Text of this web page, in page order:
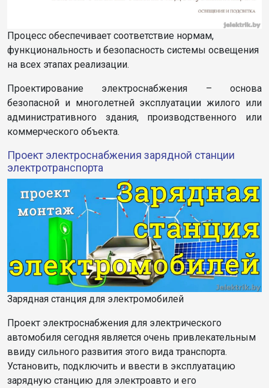
Процесс обеспечивает соответствие нормам,
функциональность и безопасность системы освещения
на всех этапах реализации.
Проектирование электроснабжения – основа
безопасной и многолетней эксплуатации жилого или
административного здания, производственного или
коммерческого объекта.
Проект электроснабжения зарядной станции
электротранспорта
Зарядная станция для электромобилей
Проект электроснабжения для электрического
автомобиля сегодня является очень привлекательным
ввиду сильного развития этого вида транспорта.
Установить, подключить и ввести в эксплуатацию
зарядную станцию для электроавто и его